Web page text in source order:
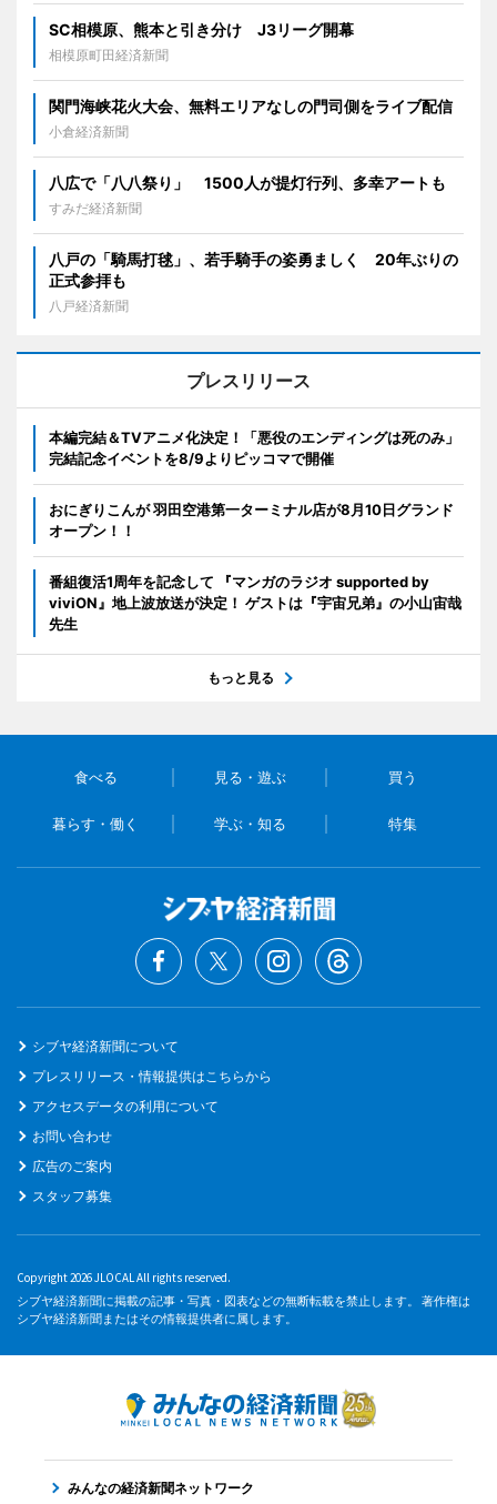
SC相模原、熊本と引き分け J3リーグ開幕
相模原町田経済新聞
関門海峡花火大会、無料エリアなしの門司側をライブ配信
小倉経済新聞
八広で「八八祭り」 1500人が提灯行列、多幸アートも
すみだ経済新聞
八戸の「騎馬打毬」、若手騎手の姿勇ましく 20年ぶりの
正式参拝も
八戸経済新聞
プレスリリース
本編完結＆TVアニメ化決定！「悪役のエンディングは死のみ」
完結記念イベントを8/9よりピッコマで開催
おにぎりこんが 羽田空港第一ターミナル店が8月10日グランド
オープン！！
番組復活1周年を記念して 『マンガのラジオ supported by
viviON』地上波放送が決定！ ゲストは『宇宙兄弟』の小山宙哉
先生
もっと見る
食べる 見る・遊ぶ 買う
暮らす・働く 学ぶ・知る 特集
シブヤ経済新聞について
プレスリリース・情報提供はこちらから
アクセスデータの利用について
お問い合わせ
広告のご案内
スタッフ募集
Copyright 2026 JLOCAL All rights reserved.
シブヤ経済新聞に掲載の記事・写真・図表などの無断転載を禁止します。 著作権は
シブヤ経済新聞またはその情報提供者に属します。
みんなの経済新聞ネットワーク